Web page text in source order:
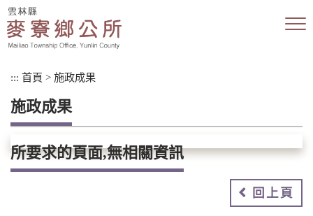
跳
到
主
::: 首頁 > 施政成果
施政成果
所要求的頁面,無相關資訊
回上頁